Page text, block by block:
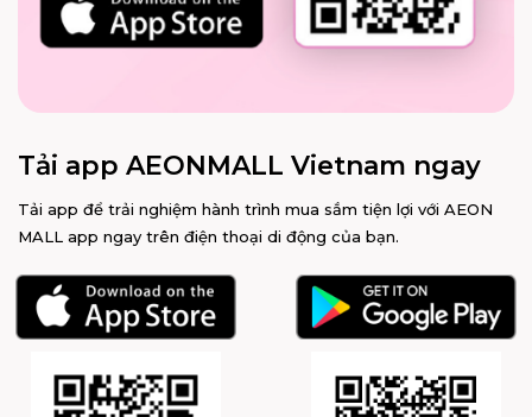
Tải app AEONMALL Vietnam ngay
Tải app để trải nghiệm hành trình mua sắm tiện lợi với AEON
MALL app ngay trên điện thoại di động của bạn.